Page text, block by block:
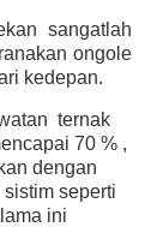
sangatlah
ongole
kedepan.
ternak
70 % ,
dengan
seperti
ini